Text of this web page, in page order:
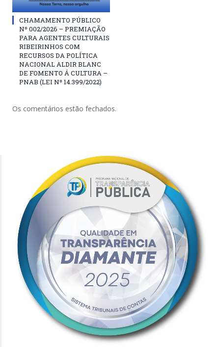
CHAMAMENTO PÚBLICO
Nº 002/2026 – PREMIAÇÃO
PARA AGENTES CULTURAIS
RIBEIRINHOS COM
RECURSOS DA POLÍTICA
NACIONAL ALDIR BLANC
DE FOMENTO Á CULTURA –
PNAB (LEI Nº 14.399/2022)
Os comentários estão fechados.